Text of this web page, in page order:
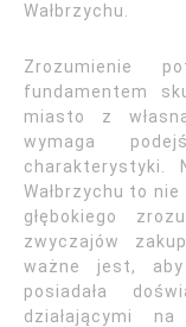
Wałbrzychu.
Zrozumienie
fundamentem
miasto z
wymaga
charakterystyki.
Wałbrzychu to
głębokiego
zwyczajów
ważne jest, aby
posiadała
działającymi